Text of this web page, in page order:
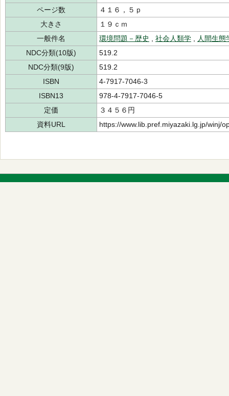
ページ数
４１６，５ｐ
大きさ
１９ｃｍ
一般件名
環境問題－歴史 社会人類学
人間生態
NDC分類(10版)
519.2
NDC分類(9版)
519.2
ISBN
4-7917-7046-3
ISBN13
978-4-7917-7046-5
定価
３４５６円
資料URL
https://www.lib.pref.miyazaki.lg.jp/winj/